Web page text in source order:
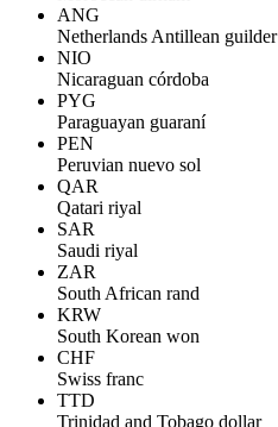
ANG
Netherlands Antillean guilder
NIO
Nicaraguan córdoba
PYG
Paraguayan guaraní
PEN
Peruvian nuevo sol
QAR
Qatari riyal
SAR
Saudi riyal
ZAR
South African rand
KRW
South Korean won
CHF
Swiss franc
TTD
Trinidad and Tobago dollar